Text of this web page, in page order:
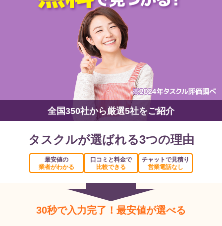
全国350社から厳選5社をご紹介
タスクルが選ばれる3つの理由
最安値の
業者がわかる
口コミと料金で
比較できる
チャットで見積り
営業電話なし
30秒で入力完了！最安値が選べる